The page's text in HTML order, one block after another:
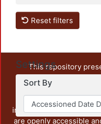
Reset filters
Settings
Sort By
This repository
unrestricted open
output of UAM
administrative and
institution, as well as
are openly accessible